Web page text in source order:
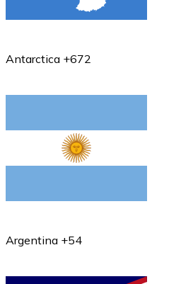
Antarctica +672
Argentina +54